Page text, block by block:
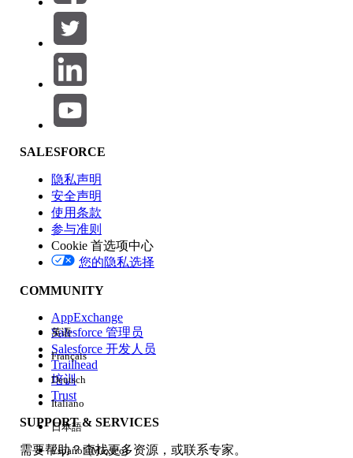
选择筛选器
产品区域
功能影响
版本
体验
SALESFORCE
隐私声明
安全声明
使用条款
参与准则
Cookie 首选项中心
您的隐私选择
COMMUNITY
AppExchange
Salesforce 管理员
Salesforce 开发人员
Trailhead
培训
Trust
SUPPORT & SERVICES
需要帮助？查找更多资源，或联系专家。
英语
Français
Deutsch
Italiano
日本語
Español (México)